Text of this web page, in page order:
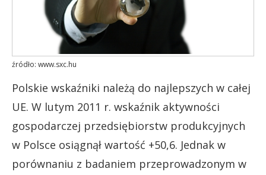
źródło: www.sxc.hu
Polskie wskaźniki należą do najlepszych w całej
UE. W lutym 2011 r. wskaźnik aktywności
gospodarczej przedsiębiorstw produkcyjnych
w Polsce osiągnął wartość +50,6. Jednak w
porównaniu z badaniem przeprowadzonym w